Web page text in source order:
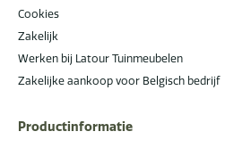
Cookies
Zakelijk
Werken bij Latour Tuinmeubelen
Zakelijke aankoop voor Belgisch bedrijf
Productinformatie